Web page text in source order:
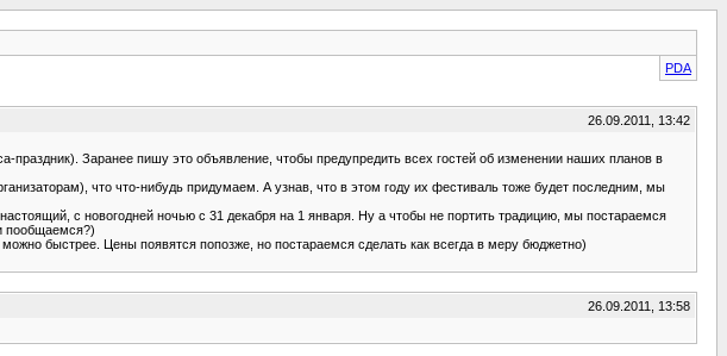
PDA
26.09.2011, 13:42
Заранее пишу это объявление, чтобы предупредить всех гостей об изменении наших планов в
что что-нибудь придумаем. А узнав, что в этом году их фестиваль тоже будет последним, мы
с новогодней ночью с 31 декабря на 1 января. Ну а чтобы не портить традицию, мы постараемся
пообщаемся?)
быстрее. Цены появятся попозже, но постараемся сделать как всегда в меру бюджетно)
26.09.2011, 13:58